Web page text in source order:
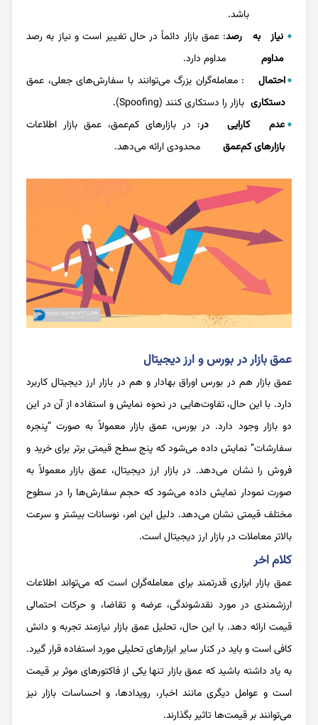
باشد.
نیاز به رصد
مداوم
: عمق بازار دائماً در حال تغییر است و نیاز به رصد
مداوم دارد.
احتمال
دستکاری
: معامله‌گران بزرگ می‌توانند با سفارش‌های جعلی، عمق
بازار را دستکاری کنند (Spoofing).
عدم کارایی در
بازارهای کم‌عمق
: در بازارهای کم‌عمق، عمق بازار اطلاعات
محدودی ارائه می‌دهد.
عمق بازار در بورس و ارز دیجیتال
عمق بازار هم در بورس اوراق بهادار و هم در بازار ارز دیجیتال کاربرد
دارد. با این حال، تفاوت‌هایی در نحوه نمایش و استفاده از آن در این
دو بازار وجود دارد. در بورس، عمق بازار معمولاً به صورت “پنجره
سفارشات” نمایش داده می‌شود که پنج سطح قیمتی برتر برای خرید و
فروش را نشان می‌دهد. در بازار ارز دیجیتال، عمق بازار معمولاً به
صورت نمودار نمایش داده می‌شود که حجم سفارش‌ها را در سطوح
مختلف قیمتی نشان می‌دهد. دلیل این امر، نوسانات بیشتر و سرعت
بالاتر معاملات در بازار ارز دیجیتال است.
کلام اخر
عمق بازار ابزاری قدرتمند برای معامله‌گران است که می‌تواند اطلاعات
ارزشمندی در مورد نقدشوندگی، عرضه و تقاضا، و حرکات احتمالی
قیمت ارائه دهد. با این حال، تحلیل عمق بازار نیازمند تجربه و دانش
کافی است و باید در کنار سایر ابزارهای تحلیلی مورد استفاده قرار گیرد.
به یاد داشته باشید که عمق بازار تنها یکی از فاکتورهای موثر بر قیمت
است و عوامل دیگری مانند اخبار، رویدادها، و احساسات بازار نیز
می‌توانند بر قیمت‌ها تاثیر بگذارند.